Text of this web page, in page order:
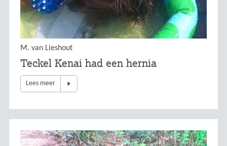
M. van Lieshout
Teckel Kenai had een hernia
Lees meer